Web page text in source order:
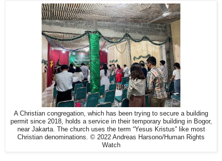
A Christian congregation, which has been trying to secure a building
permit since 2018, holds a service in their temporary building in Bogor,
near Jakarta. The church uses the term “Yesus Kristus” like most
Christian denominations. © 2022 Andreas Harsono/Human Rights
Watch